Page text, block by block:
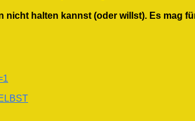
nicht halten kannst (oder willst). Es mag